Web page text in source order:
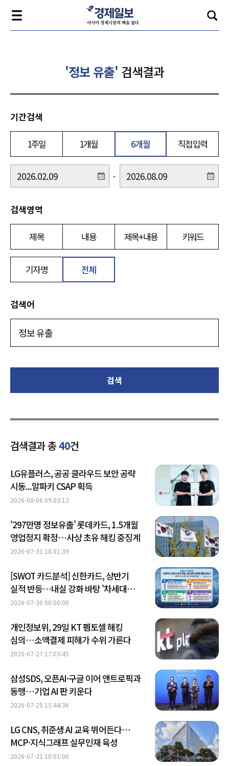
'정보 유출' 검색결과
기간검색
1주일 1개월 6개월 직접입력
-
검색영역
제목 내용 제목+내용 키워드
기자명 전체
검색어
검색
검색결과 총40건
LG유플러스, 공공 클라우드 보안 공략
시동...알파키 CSAP 획득
2026-08-06 09:03:12
'297만명 정보유출' 롯데카드, 1.5개월
영업정지 확정…사상 초유 해킹 중징계
2026-07-31 18:01:39
[SWOT 카드분석] 신한카드, 상반기
실적 반등…내실 강화 바탕 '차세대
결제' 승부수
2026-07-30 06:00:00
개인정보위, 29일 KT 펨토셀 해킹
심의…소액결제 피해가 수위 가른다
2026-07-27 17:03:45
삼성SDS, 오픈AI·구글 이어 앤트로픽과
동맹…기업 AI 판 키운다
2026-07-25 15:44:36
LG CNS, 취준생 AI 교육 뛰어든다…
MCP·지식그래프 실무인재 육성
2026-07-21 10:01:00